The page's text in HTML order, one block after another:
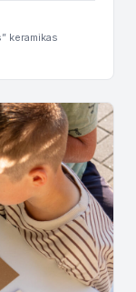
Martinsona
keramikas